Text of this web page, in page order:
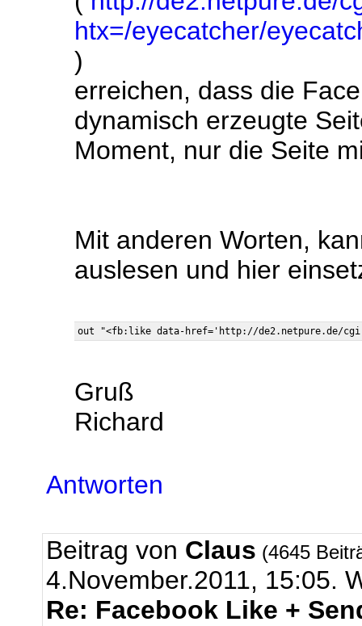
htx=/eyecatcher/
)
erreichen, dass die
dynamisch erzeugte
Moment, nur die Seite
Mit anderen Worten,
auslesen und hier
Gruß
Richard
Antworten
Beitrag von Claus (4645
4.November.2011, 15:05.
Re: Facebook Like +